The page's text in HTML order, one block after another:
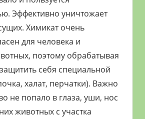
Эффективно уничтожает
Химикат очень
для человека и
поэтому обрабатывая
себя специальной
халат, перчатки). Важно
не попало в глаза, уши, нос
животных с участка